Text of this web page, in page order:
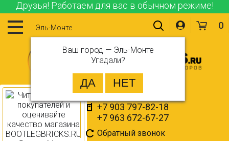
Друзья! Работаем для вас в обычном режиме!
Эль-Монте
Ваш город — Эль-Монте
Угадали?
+7 903 797-82-18
+7 963 672-67-27
Обратный звонок
0